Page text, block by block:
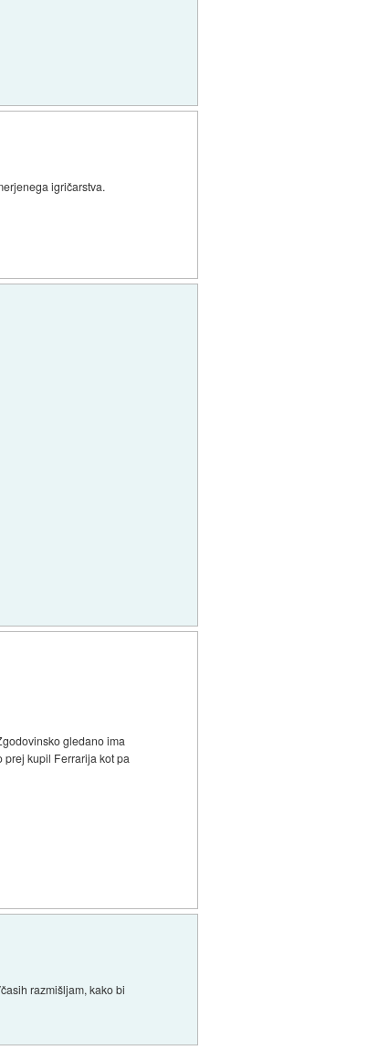
igričarstva.
gledano ima
prej kupil Ferrarija kot pa
razmišljam, kako bi